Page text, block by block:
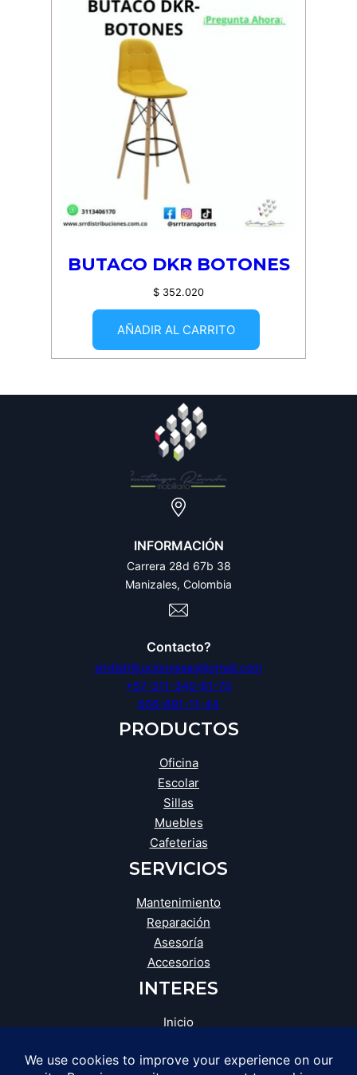
BUTACO DKR BOTONES
$ 352.020
AÑADIR AL CARRITO
INFORMACIÓN
Carrera 28d 67b 38
Manizales, Colombia
Contacto?
srrdistribucionessas@gmail.com
+57-311-340-61-70
606-891-11-44
PRODUCTOS
Oficina
Escolar
Sillas
Muebles
Cafeterias
SERVICIOS
Mantenimiento
Reparación
Asesoría
Accesorios
INTERES
Inicio
Tienda